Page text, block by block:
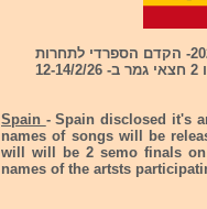
- ספרד חשפה את שמות הזמרים שישתתפו בפסטיבל בנידורם 2026- הקדם הספרדי לתחרות
אירוויזיון 2026. שמות השירים שייחשפו ב- 18/12/25. בקדם הספרדי יהיו 2 חצאי גמר ב- 12-14/2/26
Spain - Spain disclosed it's
names of songs will be
will will be 2 semo finals on
names of the artsts